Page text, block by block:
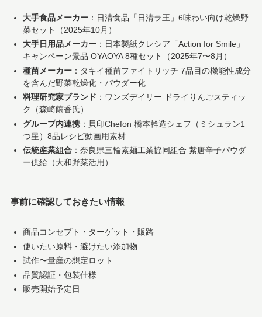
大手食品メーカー：日清食品「日清ラ王」6味わい向け乾燥野
菜セット（2025年10月）
大手日用品メーカー：日本製紙クレシア「Action for Smile」
キャンペーン景品 OYAOYA 8種セット（2025年7〜8月）
種苗メーカー：タキイ種苗ファイトリッチ 7品目の機能性成分
を含んだ野菜乾燥化・パウダー化
料理研究家ブランド ：ワンズデイリー ドライりんごスティッ
ク（森崎繭香氏）
グループ内連携：貝印Chefon 橋本幹造シェフ（ミシュラン1
つ星）8品レシピ動画用素材
伝統産業組合：奈良県三輪素麺工業協同組合 紫唐辛子パウダ
ー供給（大和野菜活用）
事前に確認しておきたい情報
商品コンセプト・ターゲット・販路
使いたい原料・避けたい添加物
試作〜量産の想定ロット
品質認証・包装仕様
販売開始予定日